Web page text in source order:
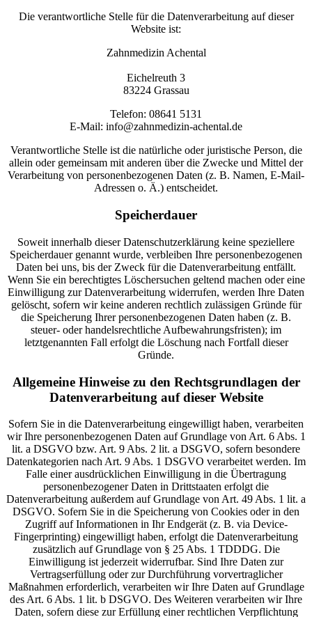
Die verantwortliche Stelle für die Datenverarbeitung auf dieser
Website ist:
Zahnmedizin Achental
Eichelreuth 3
83224 Grassau
Telefon: 08641 5131
E-Mail: info@zahnmedizin-achental.de
Verantwortliche Stelle ist die natürliche oder juristische Person, die
allein oder gemeinsam mit anderen über die Zwecke und Mittel der
Verarbeitung von personenbezogenen Daten (z. B. Namen, E-Mail-
Adressen o. Ä.) entscheidet.
Speicherdauer
Soweit innerhalb dieser Datenschutzerklärung keine speziellere
Speicherdauer genannt wurde, verbleiben Ihre personenbezogenen
Daten bei uns, bis der Zweck für die Datenverarbeitung entfällt.
Wenn Sie ein berechtigtes Löschersuchen geltend machen oder eine
Einwilligung zur Datenverarbeitung widerrufen, werden Ihre Daten
gelöscht, sofern wir keine anderen rechtlich zulässigen Gründe für
die Speicherung Ihrer personenbezogenen Daten haben (z. B.
steuer- oder handelsrechtliche Aufbewahrungsfristen); im
letztgenannten Fall erfolgt die Löschung nach Fortfall dieser
Gründe.
Allgemeine Hinweise zu den Rechtsgrundlagen der
Datenverarbeitung auf dieser Website
Sofern Sie in die Datenverarbeitung eingewilligt haben, verarbeiten
wir Ihre personenbezogenen Daten auf Grundlage von Art. 6 Abs. 1
lit. a DSGVO bzw. Art. 9 Abs. 2 lit. a DSGVO, sofern besondere
Datenkategorien nach Art. 9 Abs. 1 DSGVO verarbeitet werden. Im
Falle einer ausdrücklichen Einwilligung in die Übertragung
personenbezogener Daten in Drittstaaten erfolgt die
Datenverarbeitung außerdem auf Grundlage von Art. 49 Abs. 1 lit. a
DSGVO. Sofern Sie in die Speicherung von Cookies oder in den
Zugriff auf Informationen in Ihr Endgerät (z. B. via Device-
Fingerprinting) eingewilligt haben, erfolgt die Datenverarbeitung
zusätzlich auf Grundlage von § 25 Abs. 1 TDDDG. Die
Einwilligung ist jederzeit widerrufbar. Sind Ihre Daten zur
Vertragserfüllung oder zur Durchführung vorvertraglicher
Maßnahmen erforderlich, verarbeiten wir Ihre Daten auf Grundlage
des Art. 6 Abs. 1 lit. b DSGVO. Des Weiteren verarbeiten wir Ihre
Daten, sofern diese zur Erfüllung einer rechtlichen Verpflichtung